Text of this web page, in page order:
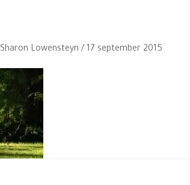
Sharon Lowensteyn / 17 september 2015